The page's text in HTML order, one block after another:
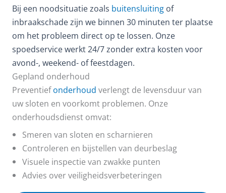
Bij een noodsituatie zoals buitensluiting of
inbraakschade zijn we binnen 30 minuten ter plaatse
om het probleem direct op te lossen. Onze
spoedservice werkt 24/7 zonder extra kosten voor
avond-, weekend- of feestdagen.
Gepland onderhoud
Preventiefonderhoud verlengt de levensduur van
uw sloten en voorkomt problemen. Onze
onderhoudsdienst omvat:
Smeren van sloten en scharnieren
Controleren en bijstellen van deurbeslag
Visuele inspectie van zwakke punten
Advies over veiligheidsverbeteringen